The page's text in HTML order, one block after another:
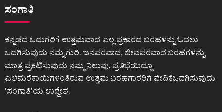
ಸಂಗಾತಿ
ಕನ್ನಡದ ಓದುಗರಿಗೆ ಉತ್ತಮವಾದ ಎಲ್ಲ ಪ್ರಕಾರದ ಬರಹಳನ್ನು ಓದಲು
ಒದಗಿಸುವುದು ನಮ್ಮ ಗುರಿ. ಜನಪರವಾದ, ಜೀವಪರವಾದ ಬರಹಗಳನ್ನು
ಮಾತ್ರ ಪ್ರಕಟಿಸುವುದು ನಮ್ಮ ನಿಲುವು. ಪ್ರತಿಭೆಯಿದ್ದೂ
ಎಲೆಮರೆಕಾಯಿಗಳಂತಿರುವ ಉತ್ತಮ ಬರಹಗಾರರಿಗೆ ವೇದಿಕೆಒದಗಿಸುವುದು
ʼಸಂಗಾತಿʼಯ ಉದ್ದೇಶ.